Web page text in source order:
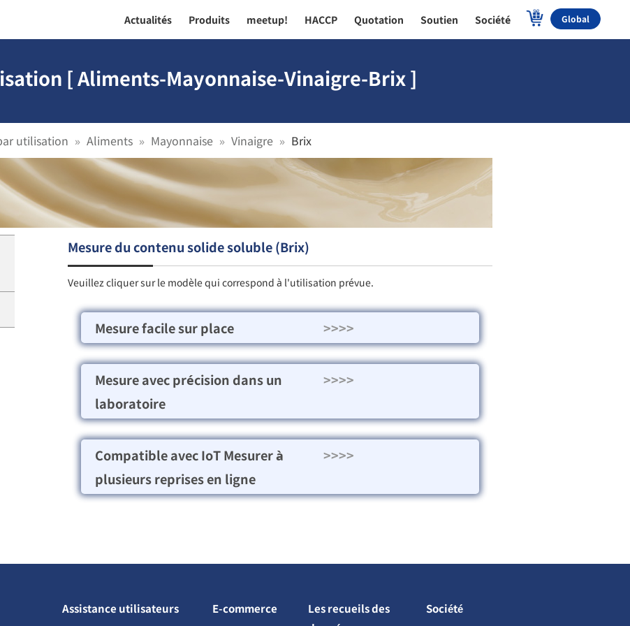
Actualités Produits meetup! HACCP Quotation Soutien Société Global
[ Aliments-Mayonnaise-Vinaigre-Brix ]
utilisation Aliments Mayonnaise Vinaigre Brix
Mesure du contenu solide soluble (Brix)
Veuillez cliquer sur le modèle qui correspond à l'utilisation prévue.
Mesure facile sur place >>>>
Mesure avec précision dans un
laboratoire
>>>>
Compatible avec IoT Mesurer à
plusieurs reprises en ligne
>>>>
Assistance utilisateurs E-commerce
Les recueils des
Société